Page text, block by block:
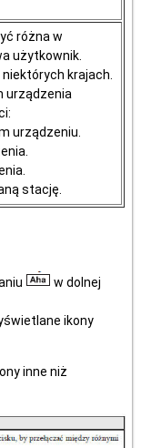
różna w
użytkownik.
krajach.
urządzenia
urządzeniu.
stację.
w dolnej
ikony
inne niż